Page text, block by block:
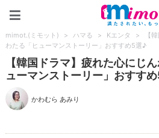
mimot.(ミモット) > ハマる > Kエンタ >
【
わたる「ヒューマンストーリー」おすすめ5選♪
【韓国ドラマ】疲れた心にじ
ューマンストーリー」おすす
かわむら あみり